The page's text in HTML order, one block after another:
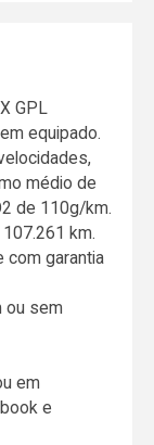
GPL
equipado.
médio de
de 110g/km.
km.
com garantia
ou sem
em
e